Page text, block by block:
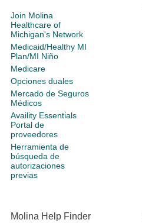
Join Molina
Healthcare of
Michigan's Network
Medicaid/Healthy MI
Plan/MI Niño
Medicare
Opciones duales
Mercado de Seguros
Médicos
Availity Essentials
Portal de
proveedores
Herramienta de
búsqueda de
autorizaciones
previas
Molina Help Finder